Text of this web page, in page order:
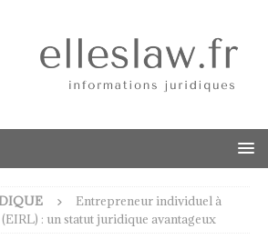
Entrepreneur individuel à
: un statut juridique avantageux